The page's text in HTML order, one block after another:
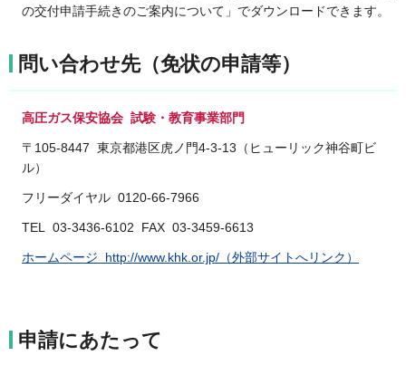
の交付申請手続きのご案内について」でダウンロードできます。
問い合わせ先（免状の申請等）
高圧ガス保安協会 試験・教育事業部門
〒105-8447 東京都港区虎ノ門4-3-13（ヒューリック神谷町ビ
ル）
フリーダイヤル 0120-66-7966
TEL 03-3436-6102 FAX 03-3459-6613
ホームページ http://www.khk.or.jp/（外部サイトへリンク）
申請にあたって